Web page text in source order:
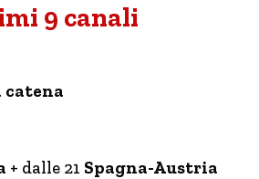
9 canali
catena
+ dalle 21 Spagna-Austria